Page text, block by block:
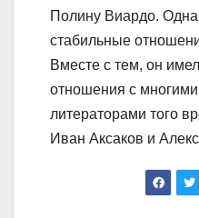
Полину Виардо.
стабильные
Вместе с тем, он
отношения с
литераторами того
Иван Аксаков и